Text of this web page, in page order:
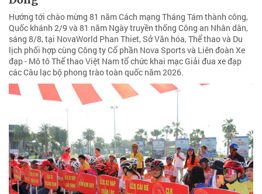
Hướng tới chào mừng 81 năm Cách mạng Tháng Tám thành công,
Quốc khánh 2/9 và 81 năm Ngày truyền thống Công an Nhân dân,
sáng 8/8, tại NovaWorld Phan Thiet, Sở Văn hóa, Thể thao và Du
lịch phối hợp cùng Công ty Cổ phần Nova Sports và Liên đoàn Xe
đạp - Mô tô Thể thao Việt Nam tổ chức khai mạc Giải đua xe đạp
các Câu lạc bộ phong trào toàn quốc năm 2026.